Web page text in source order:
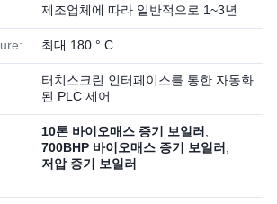
제조업체에 따라 일반적으로 1~3년
최대 180 ° C
터치스크린 인터페이스를 통한 자동화
된 PLC 제어
10톤 바이오매스 증기 보일러
700BHP 바이오매스 증기 보일러
저압 증기 보일러